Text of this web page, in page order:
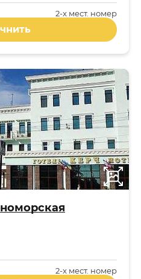
2-x мест. номер
2-x мест. номер